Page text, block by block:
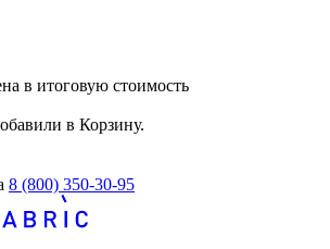
в итоговую стоимость
в Корзину.
8 (800) 350-30-95